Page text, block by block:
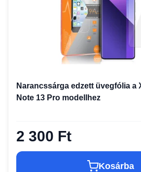
Narancssárga edzett üvegfólia a
Note 13 Pro modellhez
2 300 Ft
Kosárba